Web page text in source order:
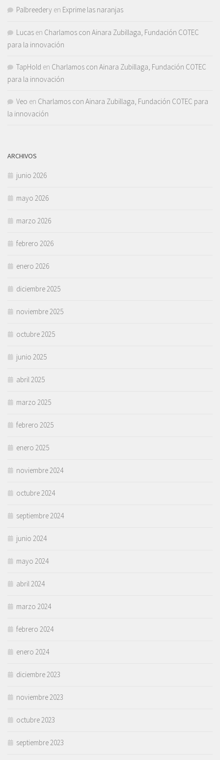
Palbreedery en Exprime las naranjas
Lucas en Charlamos con Ainara Zubillaga, Fundación COTEC
para la innovación
TapHold en Charlamos con Ainara Zubillaga, Fundación COTEC
para la innovación
Veo en Charlamos con Ainara Zubillaga, Fundación COTEC para
la innovación
ARCHIVOS
junio 2026
mayo 2026
marzo 2026
febrero 2026
enero 2026
diciembre 2025
noviembre 2025
octubre 2025
junio 2025
abril 2025
marzo 2025
febrero 2025
enero 2025
noviembre 2024
octubre 2024
septiembre 2024
junio 2024
mayo 2024
abril 2024
marzo 2024
febrero 2024
enero 2024
diciembre 2023
noviembre 2023
octubre 2023
septiembre 2023